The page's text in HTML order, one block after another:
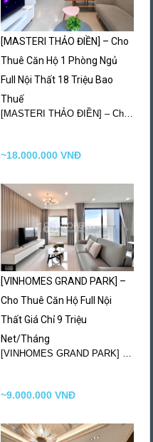
More Details
[MASTERI THẢO ĐIỀN] – Cho
Thuê Căn Hộ 1 Phòng Ngủ
Full Nội Thất 18 Triệu Bao
Thuế
[MASTERI THẢO ĐIỀN] – Cho Thuê Căn Hộ 1…
~18.000.000 VNĐ
More Details
[VINHOMES GRAND PARK] –
Cho Thuê Căn Hộ Full Nội
Thất Giá Chỉ 9 Triệu
Net/Tháng
[VINHOMES GRAND PARK] – Cho Thuê Căn Hộ 2+1…
~9.000.000 VNĐ